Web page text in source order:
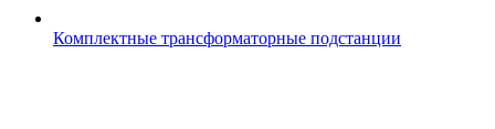
Комплектные трансформаторные подстанции